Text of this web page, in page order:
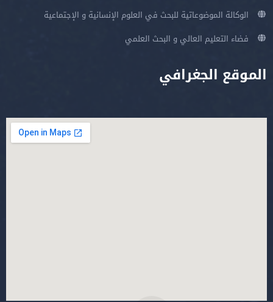
الوكالة الموضوعاتية للبحث في العلوم الإنسانية و الإجتماعية
فضاء التعليم العالي و البحث العلمي
الموقع الجغرافي